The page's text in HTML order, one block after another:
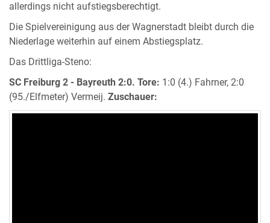
allerdings nicht aufstiegsberechtigt.
Die Spielvereinigung aus der Wagnerstadt bleibt durch die
Niederlage weiterhin auf einem Abstiegsplatz.
Das Drittliga-Steno:
SC Freiburg 2 - Bayreuth 2:0. Tore: 1:0 (4.) Fahrner, 2:0
(95./Elfmeter) Vermeij. Zuschauer: